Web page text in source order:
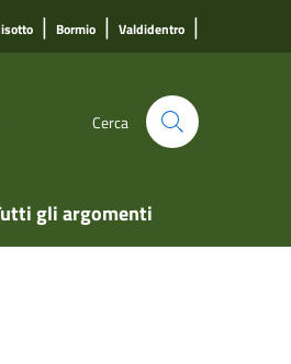
| Bormio | Valdidentro |
Cerca
gli argomenti